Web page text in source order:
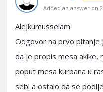
Added an answer on
Alejkumusselam.
Odgovor na prvo pitanje
da je propis mesa akike,
poput mesa kurbana u
sebi a ostalo da se